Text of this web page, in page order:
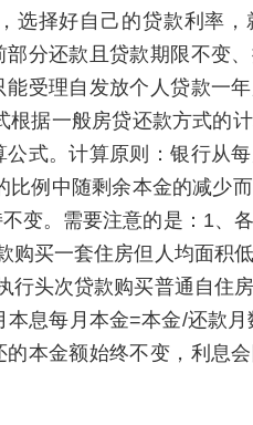
选择好自己的贷款利率
分还款且贷款期限不变
受理自发放个人贷款一
据一般房贷还款方式的
式。计算原则：银行从
例中随剩余本金的减少
变。需要注意的是：1、
购买一套住房但人均面积
行头次贷款购买普通自住
息每月本金=本金/还款
本金额始终不变，利息